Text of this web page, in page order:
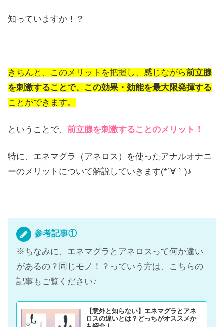
知っていますか！？
きちんと、このメリットを把握し、感じながら前立腺
を刺激することで、この効果・効能を最大限発揮する
ことができます。
ということで、 前立腺を刺激することのメリット！
特に、エネマグラ（アネロス）を使ったアナルオナニ
ーのメリットについて解説していきます(*´∀｀)♪
参考記事①
※ちなみに、エネマグラとアネロスって何か違い
があるの？同じモノ！？っていう方は、こちらの
記事もご覧ください♪
【意外と知らない】エネマグラとアネ
ロスの違いとは？どっちがオススメか